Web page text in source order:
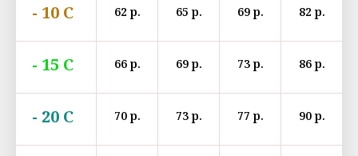
- 10 С 62 р. 65 р. 69 р. 82 р.
- 15 С 66 р. 69 р. 73 р. 86 р.
- 20 С 70 р. 73 р. 77 р. 90 р.